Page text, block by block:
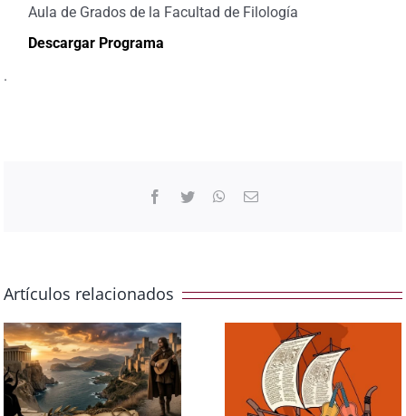
Aula de Grados de la Facultad de Filología
Descargar Programa
.
Facebook
Twitter WhatsApp
Correo
Artículos relacionados